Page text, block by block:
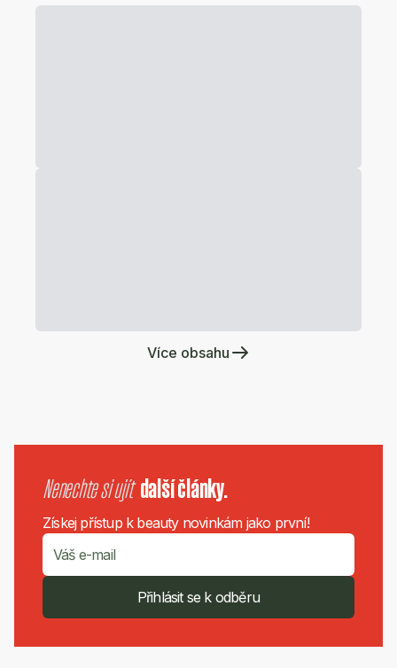
Více obsahu
Nenechte si ujít další články.
Získej přístup k beauty novinkám jako první!
Přihlásit se k odběru